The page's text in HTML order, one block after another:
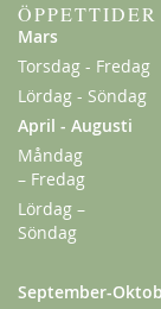
Mars
Torsdag - Fredag
Lördag - Söndag
April - Augusti
Måndag
– Fredag
Lördag –
Söndag
September-